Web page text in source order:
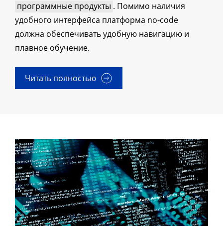
программные продукты . Помимо наличия
удобного интерфейса платформа no-code
должна обеспечивать удобную навигацию и
плавное обучение.
Читать полностью